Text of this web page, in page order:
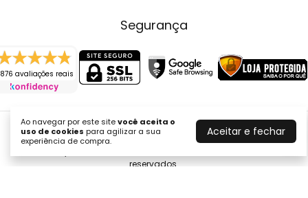
Ao navegar por este sitevocê aceita o
uso de cookies para agilizar a sua
experiência de compra.
Aceitar e fechar
Segurança
avaliações reais
Joyce Fenolio Joias
reservados.